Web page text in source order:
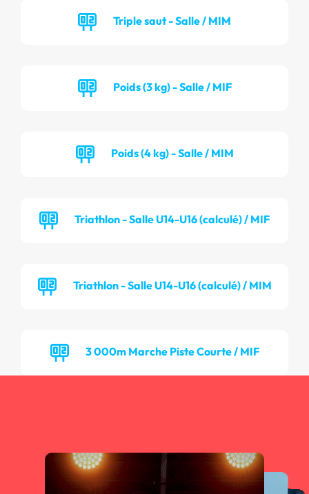
Triple saut - Salle / MIM
Poids (3 kg) - Salle / MIF
Poids (4 kg) - Salle / MIM
Triathlon - Salle U14-U16 (calculé) / MIF
Triathlon - Salle U14-U16 (calculé) / MIM
3 000m Marche Piste Courte / MIF